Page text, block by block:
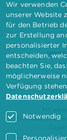
Mit
Wir verwenden
unserer Website
für den Betrieb
zur Erstellung
personalisierter
entscheiden,
beachten Sie,
möglicherweise
Verfügung
Notwendig